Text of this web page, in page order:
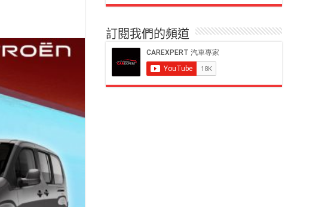
訂閱我們的頻道